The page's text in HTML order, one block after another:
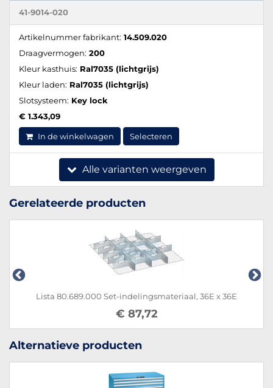
41-9014-020
Artikelnummer fabrikant: 14.509.020
Draagvermogen: 200
Kleur kasthuis: Ral7035 (lichtgrijs)
Kleur laden: Ral7035 (lichtgrijs)
Slotsysteem: Key lock
€ 1.343,09
In de winkelwagen Selecteren
Alle varianten weergeven
Gerelateerde producten
Lista 80.689.000 Set-indelingsmateriaal, 36E x 36E
€ 87,72
Alternatieve producten